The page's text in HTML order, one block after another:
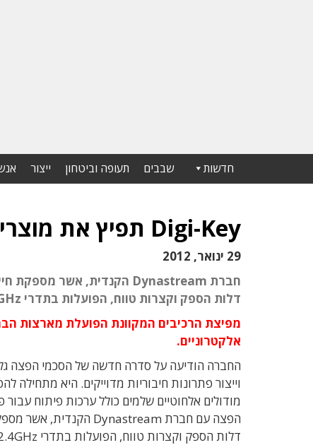
חדשות שבבים תעופה וביטחון ייצור
Digi-Key תפיץ את מוצרי LEMO, Synapse ו-Dynastream
29 ינואר, 2012
דלות הספק וקצרות טווח, הפועלות בתדרי 2.4GHz
אלקטרוניים.
דלות הספק וקצרות טווח, הפועלות בתדרי 2.4GHz.